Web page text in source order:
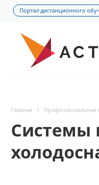
Портал дистанционного
Главная Профессиональная
Системы